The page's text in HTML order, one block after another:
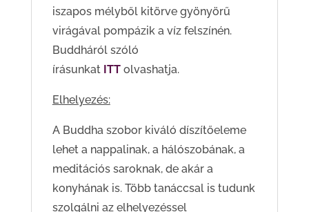
iszapos mélyből kitörve gyönyörű
virágával pompázik a víz felszínén.
Buddháról szóló
írásunkat ITTolvashatja.
Elhelyezés:
A Buddha szobor kiváló díszítőeleme
lehet a nappalinak, a hálószobának, a
meditációs saroknak, de akár a
konyhának is. Több tanáccsal is tudunk
szolgálni az elhelyezéssel